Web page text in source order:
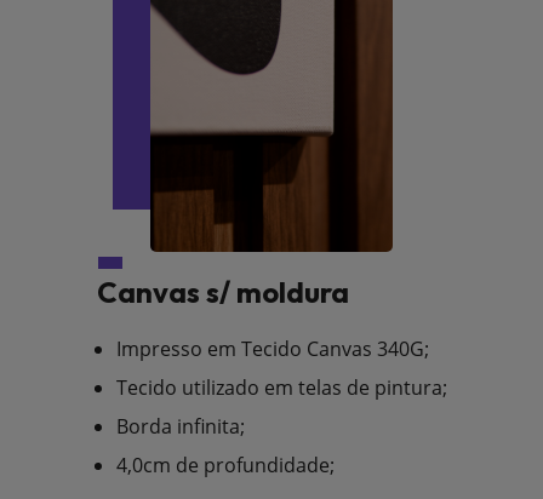
Canvas s/ moldura
Impresso em Tecido Canvas 340G;
Tecido utilizado em telas de pintura;
Borda infinita;
4,0cm de profundidade;